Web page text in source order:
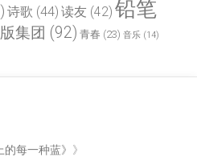
诗歌 (44) 读友 (42) 铅笔
集团 (92) 青春 (23) 音乐 (14)
每一种蓝》 》